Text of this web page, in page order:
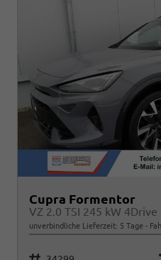
Cupra Formentor
VZ 2.0 TSI 245 kW 4Drive
unverbindliche Lieferzeit: 5 Tage